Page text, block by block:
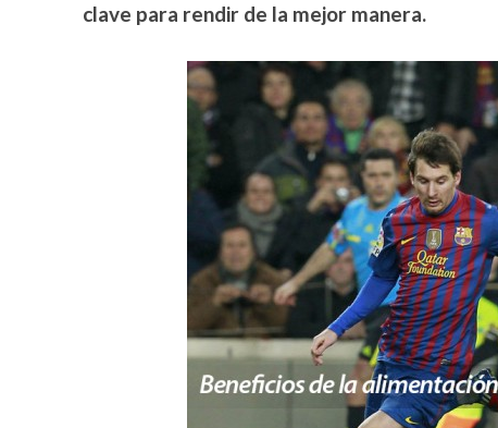
clave para rendir de la mejor manera.